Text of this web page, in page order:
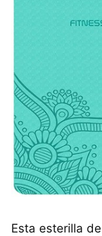
Esta esterilla